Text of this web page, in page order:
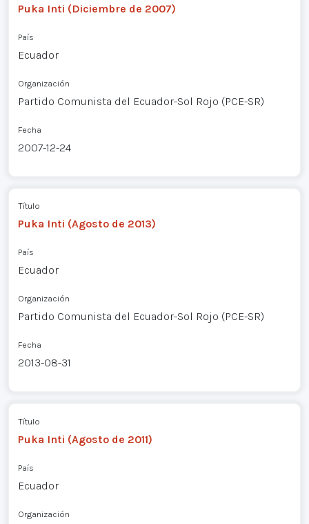
Puka Inti (Diciembre de 2007)
País
Ecuador
Organización
Partido Comunista del Ecuador-Sol Rojo (PCE-SR)
Fecha
2007-12-24
Título
Puka Inti (Agosto de 2013)
País
Ecuador
Organización
Partido Comunista del Ecuador-Sol Rojo (PCE-SR)
Fecha
2013-08-31
Título
Puka Inti (Agosto de 2011)
País
Ecuador
Organización